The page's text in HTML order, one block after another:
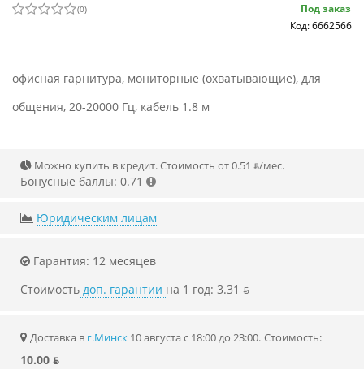
(0)
Под заказ
Код: 6662566
офисная гарнитура, мониторные (охватывающие), для
общения, 20-20000 Гц, кабель 1.8 м
Можно купить в кредит. Стоимость от 0.51 ƃ/мec.
Бонусные баллы: 0.71
Юридическим лицам
Гарантия: 12 месяцев
Стоимость доп. гарантии на 1 год: 3.31 ƃ
Доставка в г.Минск 10 августа с 18:00 до 23:00. Стоимость:
10.00 ƃ